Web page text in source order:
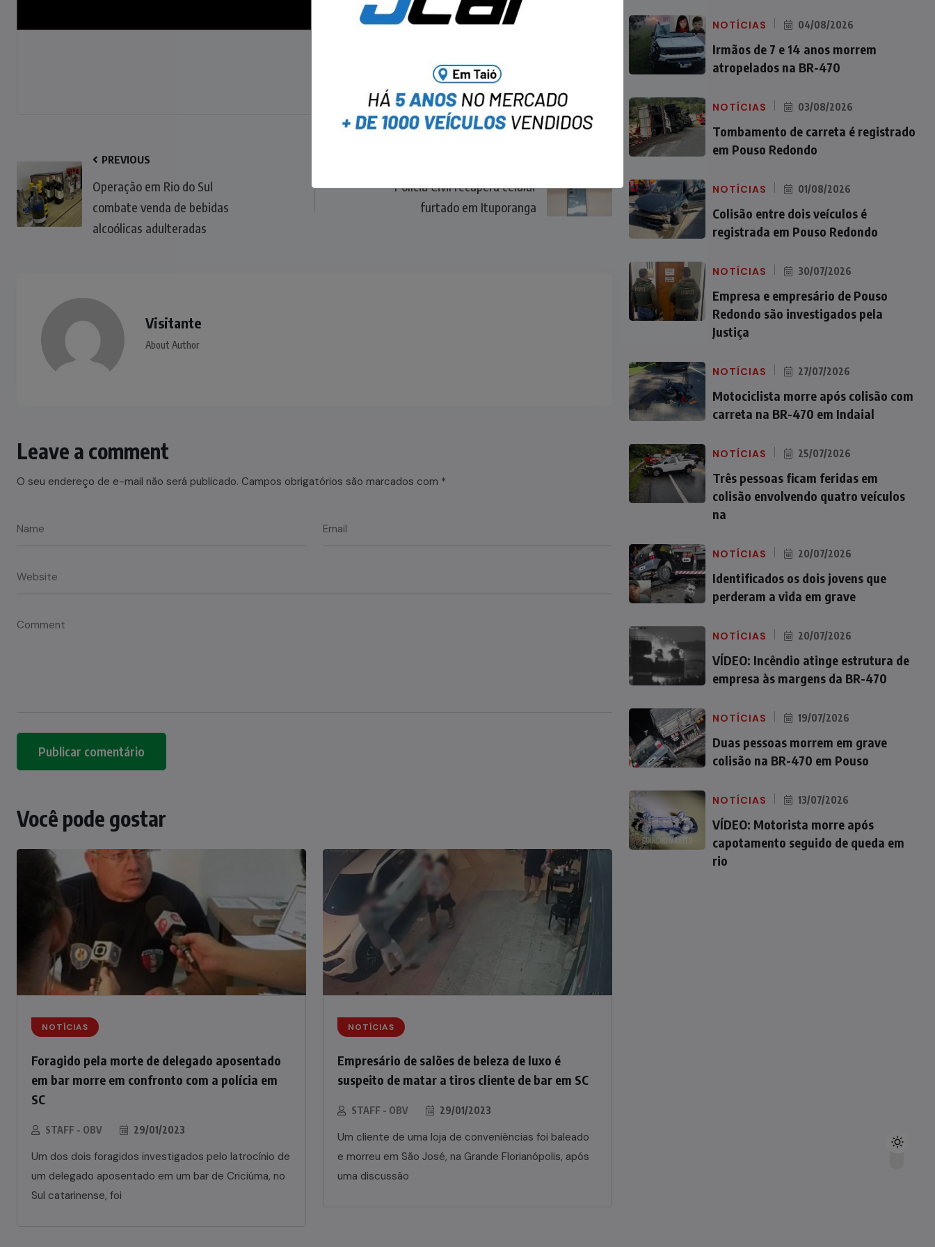
PREVIOUS
Operação em Rio do Sul
combate venda de bebidas
alcoólicas adulteradas
Polícia Civil recupera celular
furtado em Ituporanga
Visitante
About Author
Leave a comment
O seu endereço de e-mail não será publicado. Campos obrigatórios são marcados com *
Você pode gostar
NOTÍCIAS
Foragido pela morte de delegado aposentado
em bar morre em confronto com a polícia em
SC
STAFF - OBV 29/01/2023
Um dos dois foragidos investigados pelo latrocínio de
um delegado aposentado em um bar de Criciúma, no
Sul catarinense, foi
NOTÍCIAS
Empresário de salões de beleza de luxo é
suspeito de matar a tiros cliente de bar em SC
STAFF - OBV 29/01/2023
Um cliente de uma loja de conveniências foi baleado
e morreu em São José, na Grande Florianópolis, após
uma discussão
NOTÍCIAS 04/08/2026
Irmãos de 7 e 14 anos morrem
atropelados na BR-470
NOTÍCIAS 03/08/2026
Tombamento de carreta é registrado
em Pouso Redondo
NOTÍCIAS 01/08/2026
Colisão entre dois veículos é
registrada em Pouso Redondo
NOTÍCIAS 30/07/2026
Empresa e empresário de Pouso
Redondo são investigados pela
Justiça
NOTÍCIAS 27/07/2026
Motociclista morre após colisão com
carreta na BR-470 em Indaial
NOTÍCIAS 25/07/2026
Três pessoas ficam feridas em
colisão envolvendo quatro veículos
na
NOTÍCIAS 20/07/2026
Identificados os dois jovens que
perderam a vida em grave
NOTÍCIAS 20/07/2026
VÍDEO: Incêndio atinge estrutura de
empresa às margens da BR-470
NOTÍCIAS 19/07/2026
Duas pessoas morrem em grave
colisão na BR-470 em Pouso
NOTÍCIAS 13/07/2026
VÍDEO: Motorista morre após
capotamento seguido de queda em
rio